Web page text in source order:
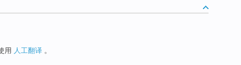
用 人工翻译 。